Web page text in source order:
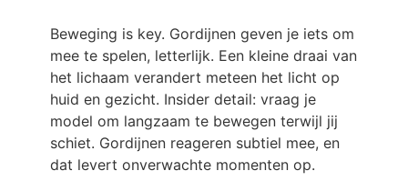
Beweging is key. Gordijnen geven je iets om
mee te spelen, letterlijk. Een kleine draai van
het lichaam verandert meteen het licht op
huid en gezicht. Insider detail: vraag je
model om langzaam te bewegen terwijl jij
schiet. Gordijnen reageren subtiel mee, en
dat levert onverwachte momenten op.